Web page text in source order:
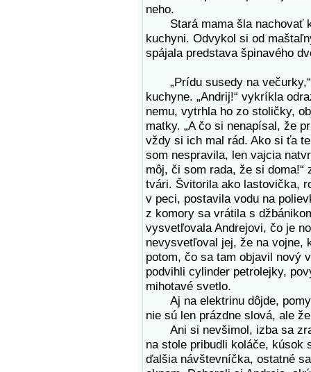
neho.
Stará mama šla nachovať
kuchyni. Odvykol si od
spájala predstava špinavého
„Prídu susedy na večurky,“
kuchyne. „Andrij!“ vykríkla
nemu, vytrhla ho zo stoličky,
matky. „A čo si nenapísal, že
vždy si ich mal rád. Ako si ťa
som nespravila, len vajcia
môj, či som rada, že si doma!“
tvári. Švitorila ako lastovička,
v peci, postavila vodu na
z komory sa vrátila s
vysvetľovala Andrejovi, čo je
nevysvetľoval jej, že na vojne,
potom, čo sa tam objavil nový
podvihli cylinder petrolejky,
mihotavé svetlo.
Aj na elektrinu dôjde,
nie sú len prázdne slová, ale
Ani si nevšimol, izba sa
na stole pribudli koláče, kúsok
ďalšia návštevníčka, ostatné